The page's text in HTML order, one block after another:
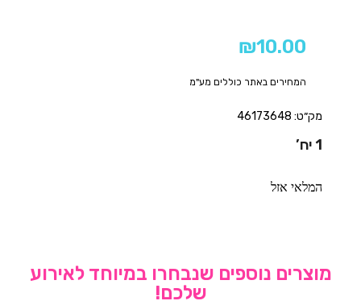
₪10.00
המחירים באתר כוללים מע"מ
מק״ט: 46173648
1 יח’
המלאי אזל
מוצרים נוספים שנבחרו במיוחד לאירוע
שלכם!